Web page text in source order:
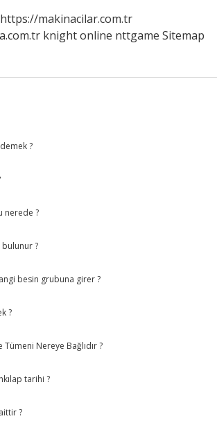
https://makinacilar.com.tr
knight online nttgame Sitemap
?
nerede ?
bulunur ?
besin grubuna girer ?
?
Nereye Bağlıdır ?
tarihi ?
?